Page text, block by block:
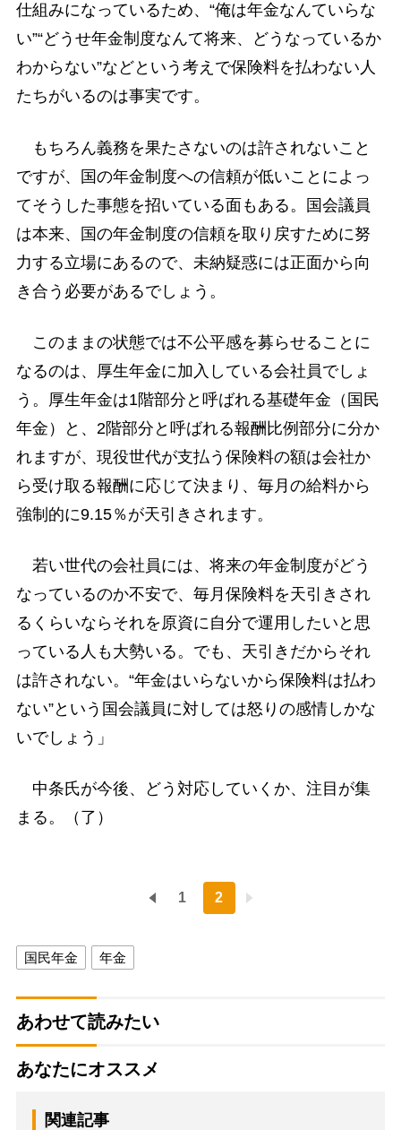
仕組みになっているため、“俺は年金なんていらな
い”“どうせ年金制度なんて将来、どうなっているか
わからない”などという考えで保険料を払わない人
たちがいるのは事実です。
もちろん義務を果たさないのは許されないこと
ですが、国の年金制度への信頼が低いことによっ
てそうした事態を招いている面もある。国会議員
は本来、国の年金制度の信頼を取り戻すために努
力する立場にあるので、未納疑惑には正面から向
き合う必要があるでしょう。
このままの状態では不公平感を募らせることに
なるのは、厚生年金に加入している会社員でしょ
う。厚生年金は1階部分と呼ばれる基礎年金（国民
年金）と、2階部分と呼ばれる報酬比例部分に分か
れますが、現役世代が支払う保険料の額は会社か
ら受け取る報酬に応じて決まり、毎月の給料から
強制的に9.15％が天引きされます。
若い世代の会社員には、将来の年金制度がどう
なっているのか不安で、毎月保険料を天引きされ
るくらいならそれを原資に自分で運用したいと思
っている人も大勢いる。でも、天引きだからそれ
は許されない。“年金はいらないから保険料は払わ
ない”という国会議員に対しては怒りの感情しかな
いでしょう」
中条氏が今後、どう対応していくか、注目が集
まる。（了）
1 2
国民年金 年金
あわせて読みたい
あなたにオススメ
関連記事